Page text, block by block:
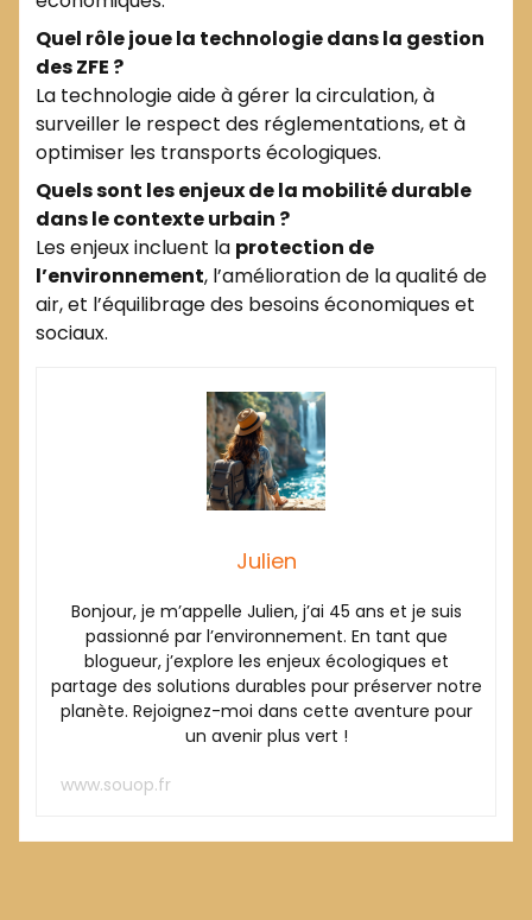
Quel rôle joue la technologie dans la gestion
des ZFE ?
La technologie aide à gérer la circulation, à
surveiller le respect des réglementations, et à
optimiser les transports écologiques.
Quels sont les enjeux de la mobilité durable
dans le contexte urbain ?
Les enjeux incluent la protection de
l’environnement, l’amélioration de la qualité de
air, et l’équilibrage des besoins économiques et
sociaux.
Julien
Bonjour, je m’appelle Julien, j’ai 45 ans et je suis
passionné par l’environnement. En tant que
blogueur, j’explore les enjeux écologiques et
partage des solutions durables pour préserver notre
planète. Rejoignez-moi dans cette aventure pour
un avenir plus vert !
www.souop.fr